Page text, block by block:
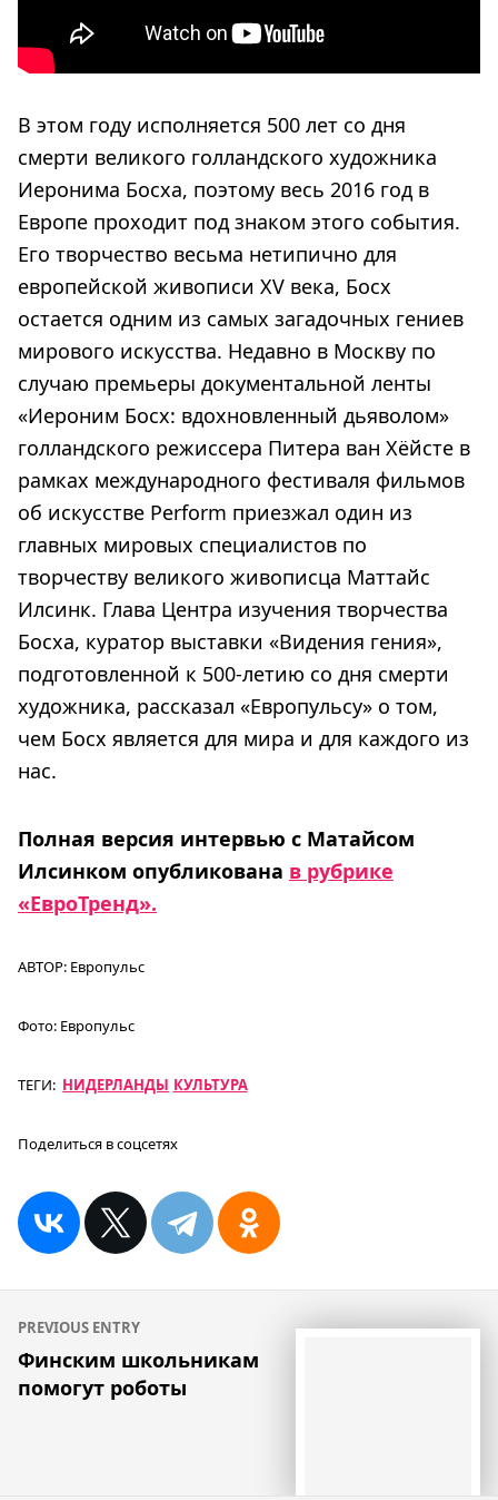
В этом году исполняется 500 лет со дня
смерти великого голландского художника
Иеронима Босха, поэтому весь 2016 год в
Европе проходит под знаком этого события.
Его творчество весьма нетипично для
европейской живописи XV века, Босх
остается одним из самых загадочных гениев
мирового искусства. Недавно в Москву по
случаю премьеры документальной ленты
«Иероним Босх: вдохновленный дьяволом»
голландского режиссера Питера ван Хёйсте в
рамках международного фестиваля фильмов
об искусстве Perform приезжал один из
главных мировых специалистов по
творчеству великого живописца Маттайс
Илсинк. Глава Центра изучения творчества
Босха, куратор выставки «Видения гения»,
подготовленной к 500-летию со дня смерти
художника, рассказал «Европульсу» о том,
чем Босх является для мира и для каждого из
нас.
Полная версия интервью с Матайсом
Илсинком опубликована в рубрике
«ЕвроТренд».
АВТОР: Европульс
Фото: Европульс
ТЕГИ: НИДЕРЛАНДЫ КУЛЬТУРА
Поделиться в соцсетях
Навигация
по
записям
PREVIOUS ENTRY
Финским школьникам
помогут роботы